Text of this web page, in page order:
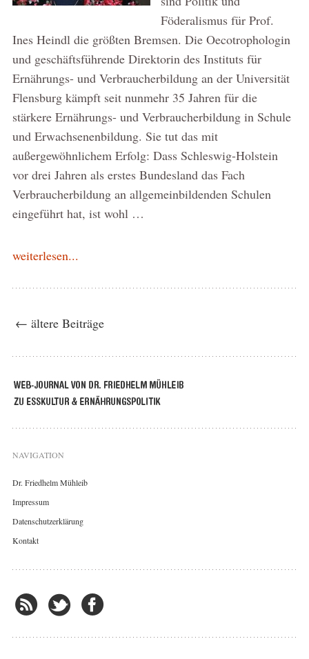
Föderalismus für Prof.
Ines Heindl die größten Bremsen. Die Oecotrophologin
und geschäftsführende Direktorin des Instituts für
Ernährungs- und Verbraucherbildung an der Universität
Flensburg kämpft seit nunmehr 35 Jahren für die
stärkere Ernährungs- und Verbraucherbildung in Schule
und Erwachsenenbildung. Sie tut das mit
außergewöhnlichem Erfolg: Dass Schleswig-Holstein
vor drei Jahren als erstes Bundesland das Fach
Verbraucherbildung an allgemeinbildenden Schulen
eingeführt hat, ist wohl …
weiterlesen...
← ältere Beiträge
NAVIGATION
Dr. Friedhelm Mühleib
Impressum
Datenschutzerklärung
Kontakt